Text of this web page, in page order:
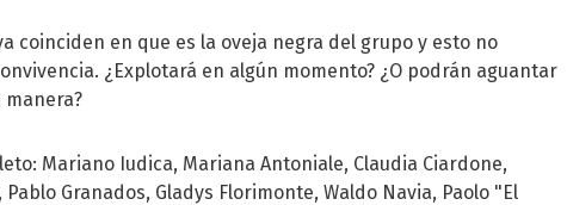
coinciden en que es la oveja negra del grupo y esto no
¿Explotará en algún momento? ¿O podrán aguantar
Mariano Iudica, Mariana Antoniale, Claudia Ciardone,
Granados, Gladys Florimonte, Waldo Navia, Paolo "El